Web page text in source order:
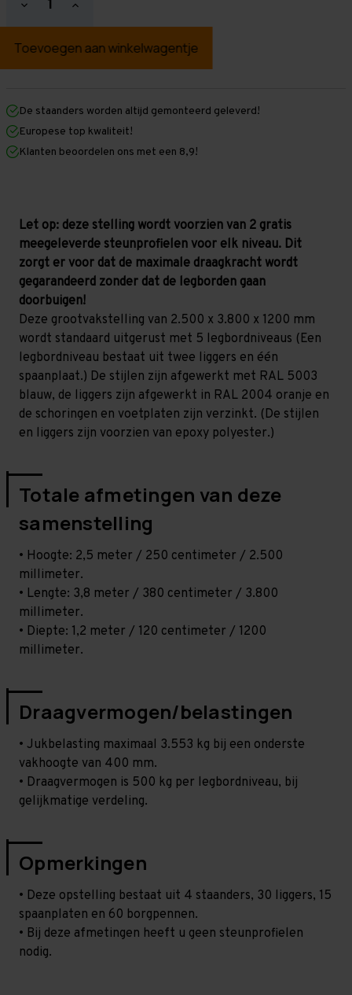
Hoeveelheid
verlagen
Grootvakstelling
mm
mm
x
1.200
mm
Hoeveelheid
verhogen
Grootvakstelling
mm
mm
1.200
mm
De staanders worden altijd gemonteerd geleverd!
Europese top kwaliteit!
Klanten beoordelen ons met een 8,9!
Let op: deze stelling wordt voorzien van 2 gratis
meegeleverde steunprofielen voor elk niveau. Dit
zorgt er voor dat de maximale draagkracht wordt
gegarandeerd zonder dat de legborden gaan
doorbuigen!
Deze grootvakstelling van 2.500 x 3.800 x 1200 mm
wordt standaard uitgerust met 5 legbordniveaus (Een
legbordniveau bestaat uit twee liggers en één
spaanplaat.) De stijlen zijn afgewerkt met RAL 5003
blauw, de liggers zijn afgewerkt in RAL 2004 oranje en
de schoringen en voetplaten zijn verzinkt. (De stijlen
en liggers zijn voorzien van epoxy polyester.)
Totale afmetingen van deze
samenstelling
• Hoogte: 2,5 meter / 250 centimeter / 2.500
millimeter.
• Lengte: 3,8 meter / 380 centimeter / 3.800
millimeter.
• Diepte: 1,2 meter / 120 centimeter / 1200
millimeter.
Draagvermogen/belastingen
• Jukbelasting maximaal 3.553 kg bij een onderste
vakhoogte van 400 mm.
• Draagvermogen is 500 kg per legbordniveau, bij
gelijkmatige verdeling.
Opmerkingen
• Deze opstelling bestaat uit 4 staanders, 30 liggers, 15
spaanplaten en 60 borgpennen.
• Bij deze afmetingen heeft u geen steunprofielen
nodig.